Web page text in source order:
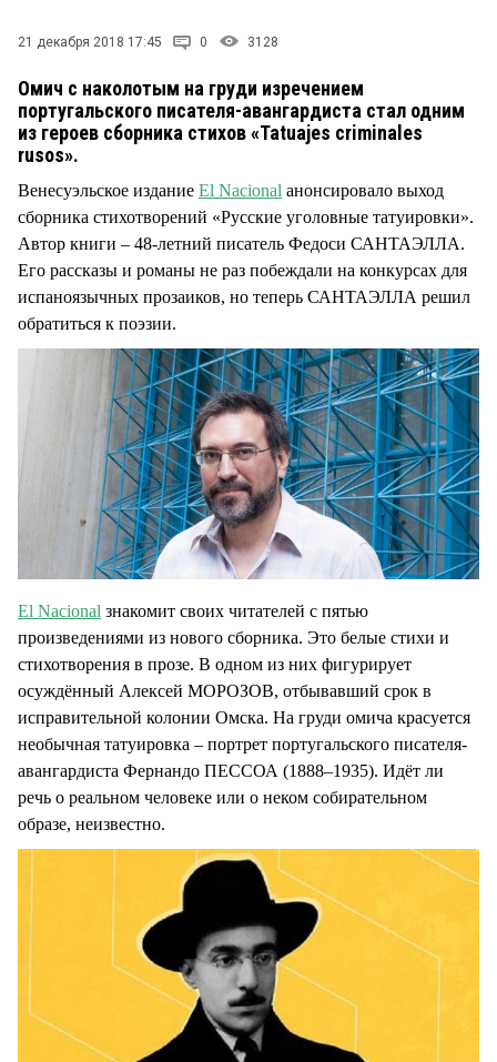
21 декабря 2018 17:45 0 3128
Омич с наколотым на груди изречением
португальского писателя-авангардиста стал одним
из героев сборника стихов «Tatuajes criminales
rusos».
Венесуэльское издание El Nacional анонсировало выход
сборника стихотворений «Русские уголовные татуировки».
Автор книги – 48-летний писатель Федоси САНТАЭЛЛА.
Его рассказы и романы не раз побеждали на конкурсах для
испаноязычных прозаиков, но теперь САНТАЭЛЛА решил
обратиться к поэзии.
El Nacional знакомит своих читателей с пятью
произведениями из нового сборника. Это белые стихи и
стихотворения в прозе. В одном из них фигурирует
осуждённый Алексей МОРОЗОВ, отбывавший срок в
исправительной колонии Омска. На груди омича красуется
необычная татуировка – портрет португальского писателя-
авангардиста Фернандо ПЕССОА (1888–1935). Идёт ли
речь о реальном человеке или о неком собирательном
образе, неизвестно.